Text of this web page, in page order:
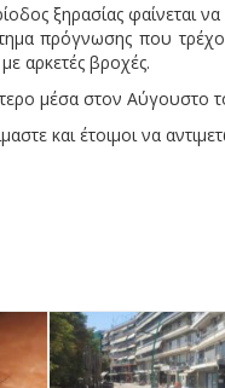
ξηρασίας φαίνεται
πρόγνωσης που
αρκετές βροχές.
μέσα στον Αύγουστο
και έτοιμοι να